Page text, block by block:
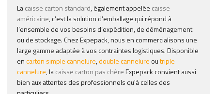
Lacaisse carton standard, également appelée caisse
américaine, c’est la solution d’emballage qui répond à
l’ensemble de vos besoins d’expédition, de déménagement
ou de stockage. Chez Expepack, nous en commercialisons une
large gamme adaptée à vos contraintes logistiques. Disponible
encarton simple cannelure,double cannelure outriple
cannelure, lacaisse carton pas chèreExpepack convient aussi
bien aux attentes des professionnels qu'à celles des